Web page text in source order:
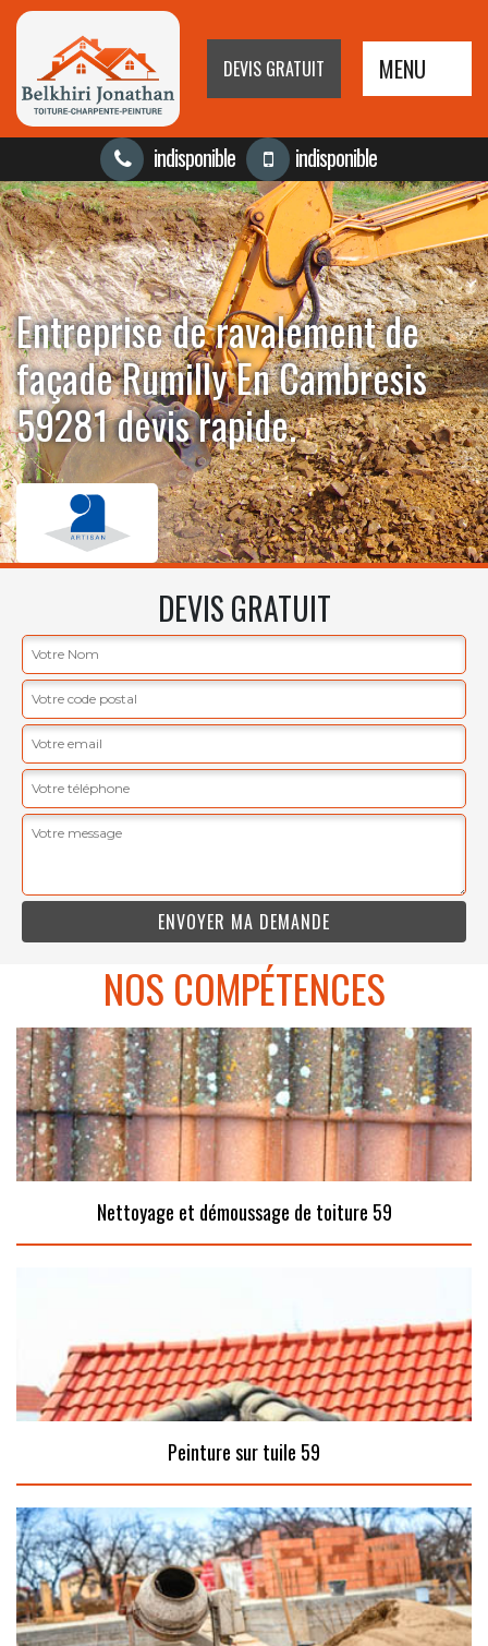
DEVIS GRATUIT MENU
indisponible indisponible
Entreprise de ravalement de
façade Rumilly En Cambresis
59281 devis rapide.
DEVIS GRATUIT
NOS COMPÉTENCES
Nettoyage et démoussage de toiture 59
Peinture sur tuile 59